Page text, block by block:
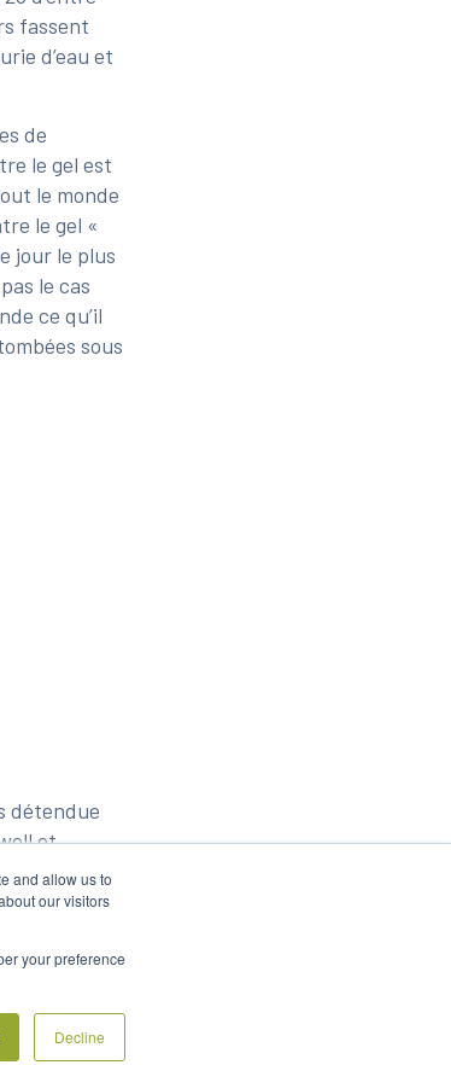
and allow us to
our visitors
your preference
Decline
fassent
d’eau et
de
le gel est
le monde
le gel «
jour le plus
le cas
ce qu’il
sous
détendue
et
Elles
car les
ne les a
venir. Alan